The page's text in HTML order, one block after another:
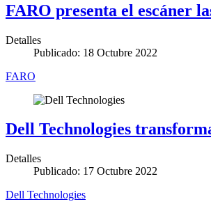
FARO presenta el escáner
Detalles
Publicado: 18 Octubre 2022
FARO
Dell Technologies
Detalles
Publicado: 17 Octubre 2022
Dell Technologies